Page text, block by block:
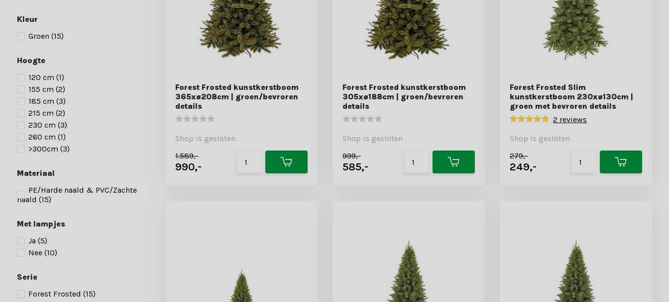
Kleur
Groen (15)
Hoogte
120 cm (1)
155 cm (2)
185 cm (3)
215 cm (2)
230 cm (3)
260 cm (1)
>300cm (3)
Materiaal
PE/Harde naald & PVC/Zachte
naald (15)
Met lampjes
Ja (5)
Nee (10)
Serie
Forest Frosted (15)
Forest Frosted kunstkerstboom
365xø208cm | groen/bevroren
details
Shop is gesloten
1.589,-
990,-
Forest Frosted kunstkerstboom
305xø188cm | groen/bevroren
details
Shop is gesloten
999,-
585,-
Forest Frosted Slim
kunstkerstboom 230xø130cm |
groen met bevroren details
2 reviews
Shop is gesloten
279,-
249,-